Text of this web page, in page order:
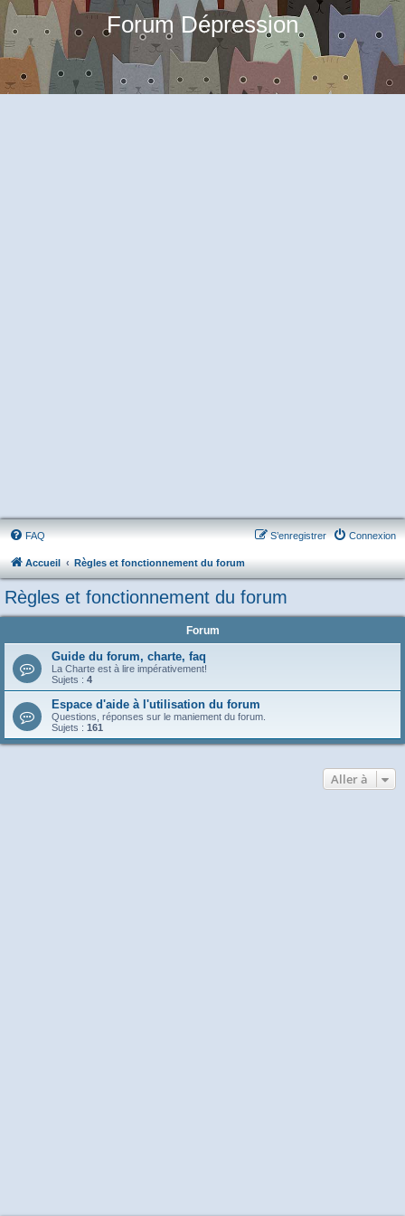
Forum Dépression
FAQ Connexion
S’enregistrer
Accueil Règles et fonctionnement du forum
Règles et fonctionnement du forum
Forum
Guide du forum, charte, faq
La Charte est à lire impérativement!
Sujets : 4
Espace d'aide à l'utilisation du forum
Questions, réponses sur le maniement du forum.
Sujets : 161
Aller à